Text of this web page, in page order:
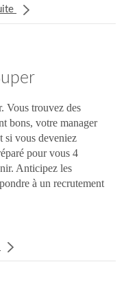
Vous trouvez des
bons, votre manager
si vous deveniez
pour vous 4
Anticipez les
à un recrutement